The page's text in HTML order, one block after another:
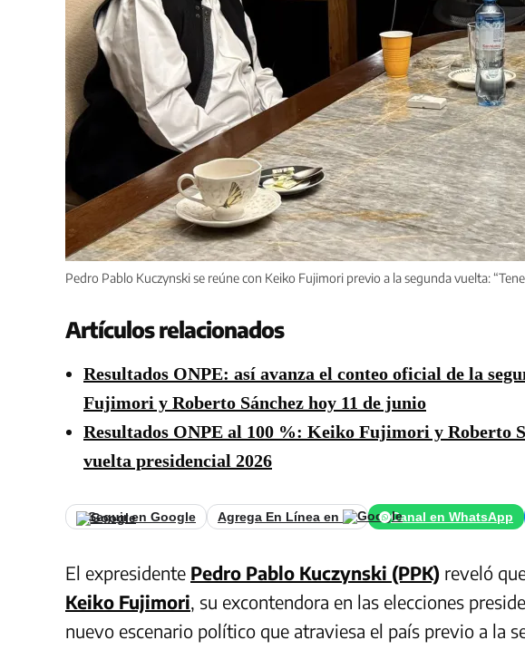
Pedro Pablo Kuczynski se reúne con Keiko Fujimori previo a la segunda vuelta:
Artículos relacionados
Resultados ONPE: así avanza el conteo oficial de la
Fujimori y Roberto Sánchez hoy 11 de junio
Resultados ONPE al 100 %: Keiko Fujimori y Roberto
vuelta presidencial 2026
Seguir en Google Agrega En Línea en Canal en WhatsApp
El expresidente Pedro Pablo Kuczynski (PPK) reveló
Keiko Fujimori, su excontendora en las elecciones
nuevo escenario político que atraviesa el país previo a la